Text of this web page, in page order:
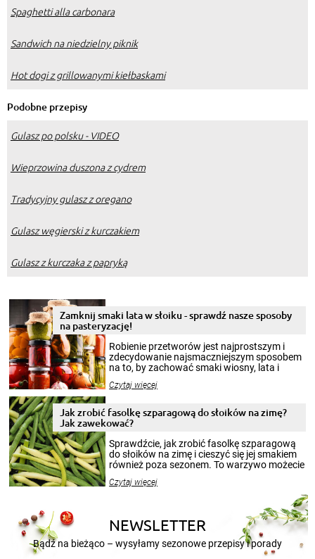
Spaghetti alla carbonara
Sandwich na niedzielny piknik
Hot dogi z grillowanymi kiełbaskami
Podobne przepisy
Gulasz po polsku - VIDEO
Wieprzowina duszona z cydrem
Tradycyjny gulasz z oregano
Gulasz węgierski z kurczakiem
Gulasz z kurczaka z papryką
Zamknij smaki lata w słoiku - sprawdź nasze sposoby
na pasteryzację!
Robienie przetworów jest najprostszym i
zdecydowanie najsmaczniejszym sposobem
na to, by zachować smaki wiosny, lata i
krajobrazów, by cieszyć nimi oko w sezonie
pełni poczuć atmosferę cieplejszych
miesięcy. Przygotowanie słoików ze
patenty, które pozwolą zachować świeżość
przetworów.
Czytaj więcej
Jak zrobić fasolkę szparagową do słoików na zimę?
Jak zawekować?
Sprawdźcie, jak zrobić fasolkę szparagową
do słoików na zimę i cieszyć się jej smakiem
również poza sezonem. To warzywo możecie
nasze propozycje!
Czytaj więcej
NEWSLETTER
Bądź na bieżąco – wysyłamy sezonowe przepisy i porady